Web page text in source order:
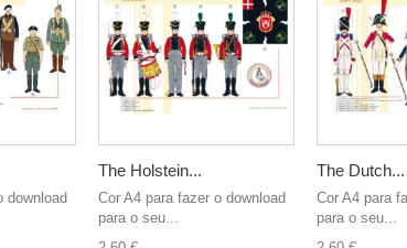
download
The Holstein...
Cor A4 para fazer o download
para o seu...
The Dutch...
Cor A4 para
para o seu...